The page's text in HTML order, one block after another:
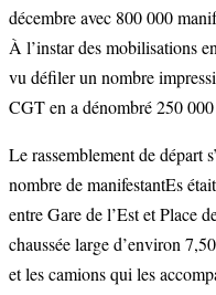
décembre avec 800 000
À l’instar des mobilisations
vu défiler un nombre
CGT en a dénombré 250
Le rassemblement de départ
nombre demanifestantEs
entre Gare de l’Est et Place
chaussée large d’environ
et les camions qui les